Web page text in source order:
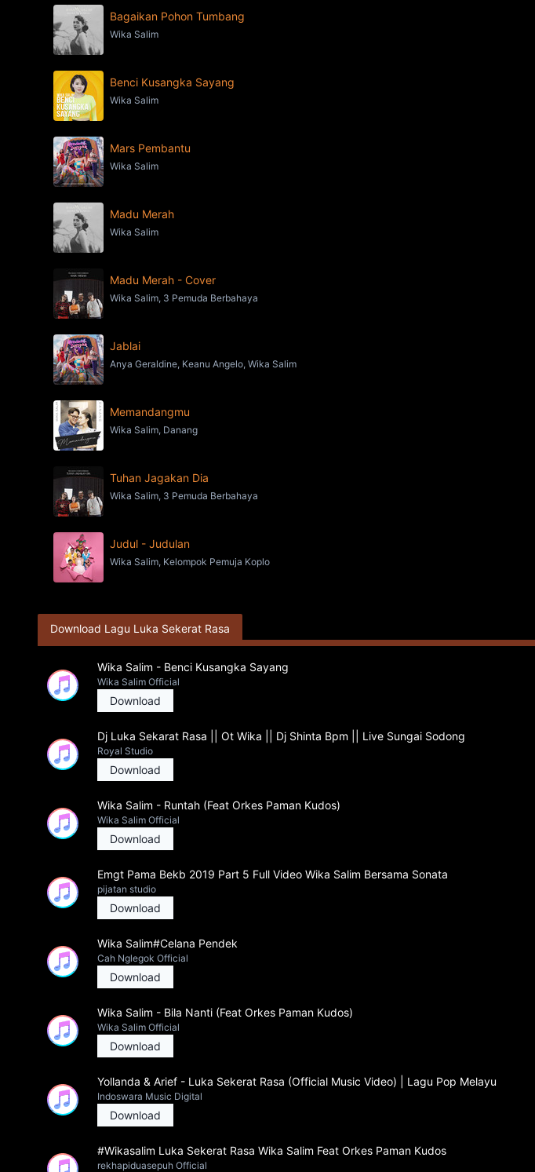
Bagaikan Pohon Tumbang
Wika Salim
Benci Kusangka Sayang
Wika Salim
Mars Pembantu
Wika Salim
Madu Merah
Wika Salim
Madu Merah - Cover
Wika Salim, 3 Pemuda Berbahaya
Jablai
Anya Geraldine, Keanu Angelo, Wika Salim
Memandangmu
Wika Salim, Danang
Tuhan Jagakan Dia
Wika Salim, 3 Pemuda Berbahaya
Judul - Judulan
Wika Salim, Kelompok Pemuja Koplo
Download Lagu Luka Sekerat Rasa
Wika Salim - Benci Kusangka Sayang
Wika Salim Official
Download
Dj Luka Sekarat Rasa || Ot Wika || Dj Shinta Bpm || Live Sungai Sodong
Royal Studio
Download
Wika Salim - Runtah (Feat Orkes Paman Kudos)
Wika Salim Official
Download
Emgt Pama Bekb 2019 Part 5 Full Video Wika Salim Bersama Sonata
pijatan studio
Download
Wika Salim#Celana Pendek
Cah Nglegok Official
Download
Wika Salim - Bila Nanti (Feat Orkes Paman Kudos)
Wika Salim Official
Download
Yollanda & Arief - Luka Sekerat Rasa (Official Music Video) | Lagu Pop Melayu
Indoswara Music Digital
Download
#Wikasalim Luka Sekerat Rasa Wika Salim Feat Orkes Paman Kudos
rekhapiduasepuh Official